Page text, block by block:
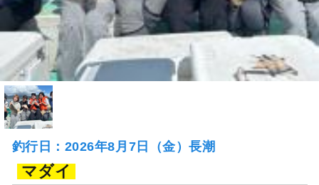
釣行日：2026年8月7日（金）長潮
マダイ